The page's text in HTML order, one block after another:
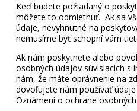
Keď budete požiadaný o
môžete to odmietnuť. Ak sa
údaje, nevyhnutné na
nemusíme byť schopní vám
Ak nám poskytnete alebo
osobných údajov súvisiacich
nám, že máte oprávnenie na
dovoľujete nám používať
Oznámení o ochrane